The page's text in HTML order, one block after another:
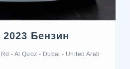
Бензин
- Al Quoz - Dubai - United Arab